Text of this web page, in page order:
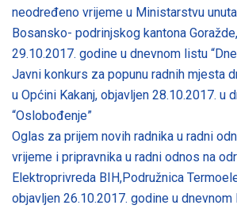
neodređeno vrijeme u Ministarstvu
Bosansko- podrinjskog kantona
29.10.2017. godine u dnevnom listu
Javni konkurs za popunu radnih mjesta
u Općini Kakanj, objavljen 28.10.2017. u
“Oslobođenje”
Oglas za prijem novih radnika u radni
vrijeme i pripravnika u radni odnos na
Elektroprivreda BIH,Podružnica
objavljen 26.10.2017. godine u dnevnom